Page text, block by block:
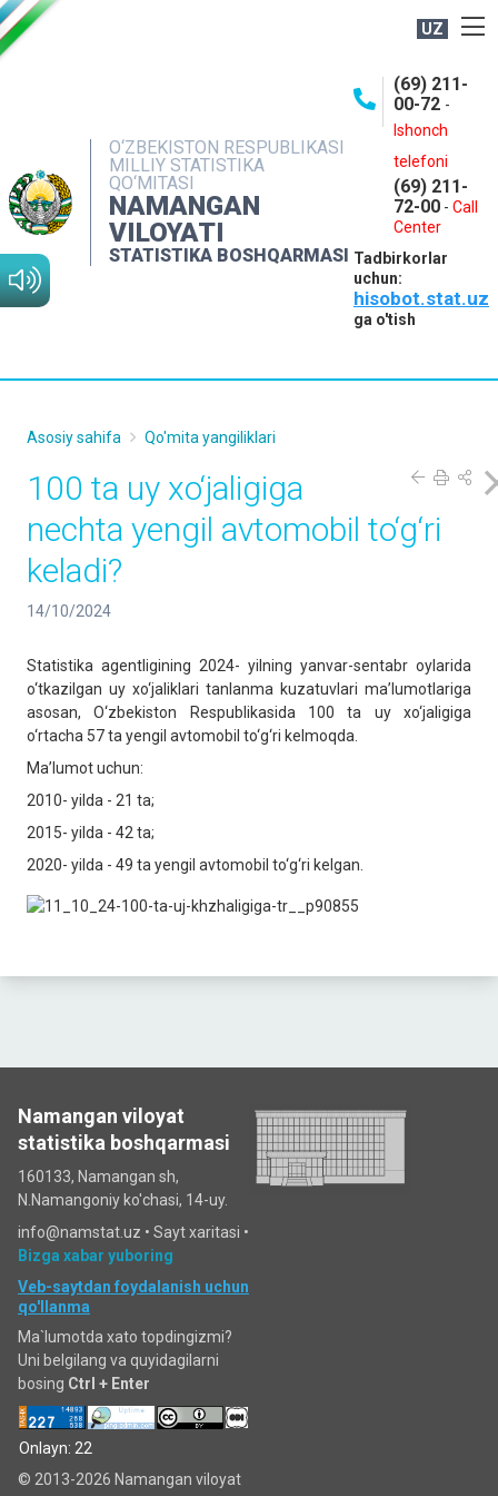
UZ
O‘ZBEKISTON RESPUBLIKASI
MILLIY STATISTIKA
QO‘MITASI
NAMANGAN
VILOYATI
STATISTIKA BOSHQARMASI
(69) 211-
00-72 -
Ishonch
telefoni
(69) 211-
72-00 - Call
Center
Tadbirkorlar
uchun:
hisobot.stat.uz
ga o'tish
NASHRLAR
INTERAKTIV XIZMATLAR
MATBUOT XIZMATI
MUROJAATLAR
Asosiy sahifa Qo'mita yangiliklari
100 ta uy xo‘jaligiga
nechta yengil avtomobil to‘g‘ri
keladi?
14/10/2024
Statistika agentligining 2024- yilning yanvar-sentabr oylarida
o‘tkazilgan uy xo‘jaliklari tanlanma kuzatuvlari ma’lumotlariga
asosan, O‘zbekiston Respublikasida 100 ta uy xo‘jaligiga
o‘rtacha 57 ta yengil avtomobil to‘g‘ri kelmoqda.
Ma’lumot uchun:
2010- yilda - 21 ta;
2015- yilda - 42 ta;
2020- yilda - 49 ta yengil avtomobil to‘g‘ri kelgan.
Namangan viloyat
statistika boshqarmasi
160133, Namangan sh,
N.Namangoniy ko'chasi, 14-uy.
info@namstat.uz • Sayt xaritasi •
Bizga xabar yuboring
Veb-saytdan foydalanish uchun
qo'llanma
Ma`lumotda xato topdingizmi?
Uni belgilang va quyidagilarni
bosing Ctrl + Enter
Onlayn: 22
© 2013-2026 Namangan viloyat